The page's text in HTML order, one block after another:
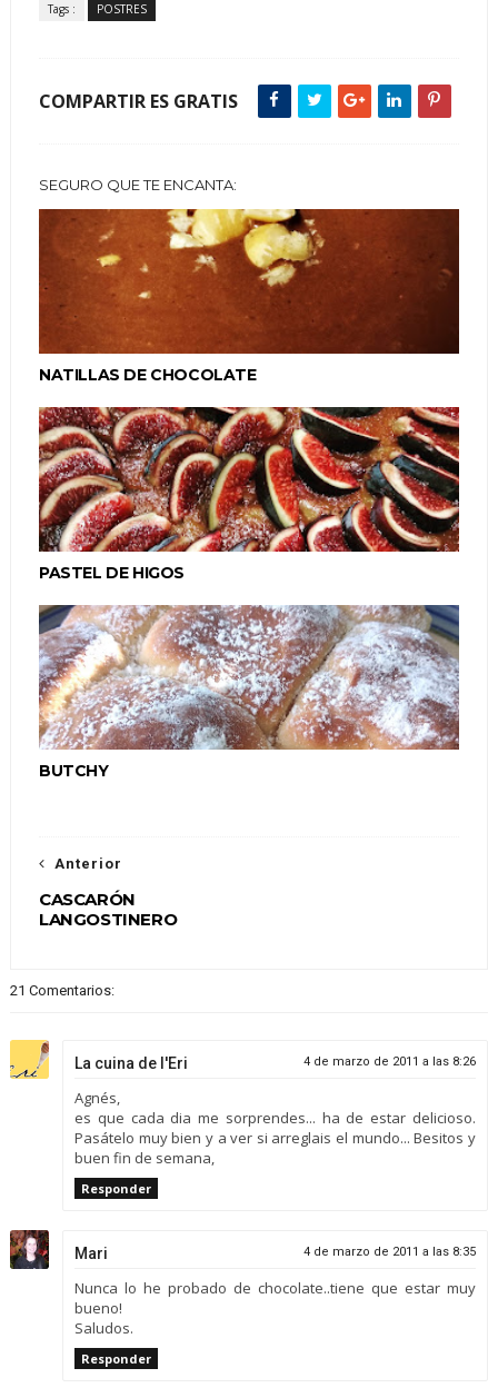
Tags : POSTRES
COMPARTIR ES GRATIS
SEGURO QUE TE ENCANTA:
NATILLAS DE CHOCOLATE
PASTEL DE HIGOS
BUTCHY
Anterior
CASCARÓN
LANGOSTINERO
21 Comentarios:
La cuina de l'Eri 4 de marzo de 2011 a las 8:26
Agnés,
es que cada dia me sorprendes... ha de estar delicioso.
Pasátelo muy bien y a ver si arreglais el mundo... Besitos y
buen fin de semana,
Responder
Mari 4 de marzo de 2011 a las 8:35
Nunca lo he probado de chocolate..tiene que estar muy
bueno!
Saludos.
Responder